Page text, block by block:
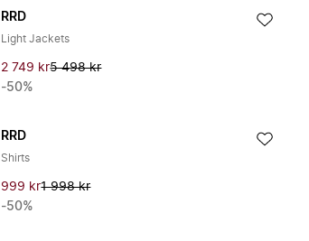
RRD
Light Jackets
2 749 kr5 498 kr
-50%
RRD
Shirts
999 kr1 998 kr
-50%